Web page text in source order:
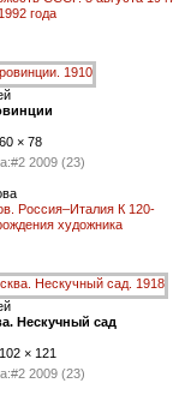
года
× 78
#2 2009 (23)
Россия–Италия К 120-
художника
Нескучный сад
× 121
#2 2009 (23)